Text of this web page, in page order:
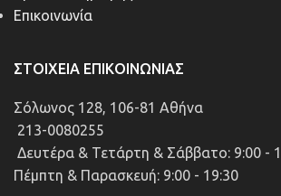
Επικοινωνία
ΣΤΟΙΧΕΊΑ ΕΠΙΚΟΙΝΩΝΊΑΣ
Σόλωνος 128, 106-81 Αθήνα
213-0080255
Δευτέρα & Τετάρτη & Σάββατο: 9:00 -
Πέμπτη & Παρασκευή: 9:00 - 19:30